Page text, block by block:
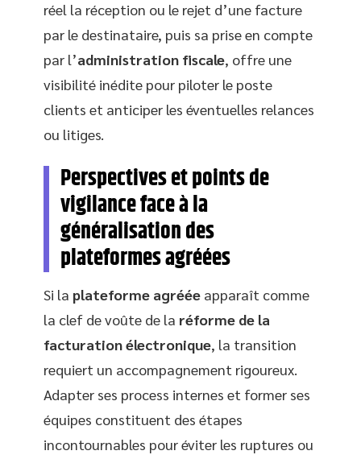
réel la réception ou le rejet d’une facture
par le destinataire, puis sa prise en compte
par l’administration fiscale, offre une
visibilité inédite pour piloter le poste
clients et anticiper les éventuelles relances
ou litiges.
Perspectives et points de
vigilance face à la
généralisation des
plateformes agréées
Si la plateforme agréée apparaît comme
la clef de voûte de la réforme de la
facturation électronique, la transition
requiert un accompagnement rigoureux.
Adapter ses process internes et former ses
équipes constituent des étapes
incontournables pour éviter les ruptures ou